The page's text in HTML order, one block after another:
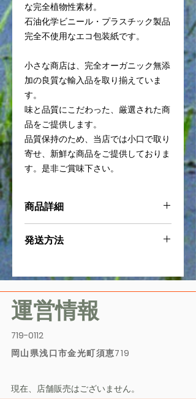
な完全植物性素材。
石油化学ビニール・プラスチック製品
完全不使用なエコ包装紙です。
小さな商店は、完全オーガニック無添
加の良質な輸入品を取り揃えていま
す。
味と品質にこだわった、厳選された商
品をご提供します。
品質保持のため、当店では小口で取り
寄せ、新鮮な商品をご提供しておりま
す。是非ご賞味下さい。
商品詳細
ガニック農産物として栽培・収穫・重
検査・不純物除去・目視検査・包装
発送方法
敷市阿知3丁目より）、当社配達(岡山
県南部のみ)
運営情報
719-0112
岡山県浅口市金光町須恵719
​現在、店舗販売はございません。